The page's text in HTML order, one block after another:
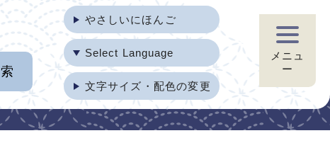
やさしいにほんご
Select Language
文字サイズ・配色の変更
メニュ
ー